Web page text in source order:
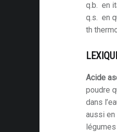
q.b. en
q.s. en
th
Acide
poudre
dans
aussi